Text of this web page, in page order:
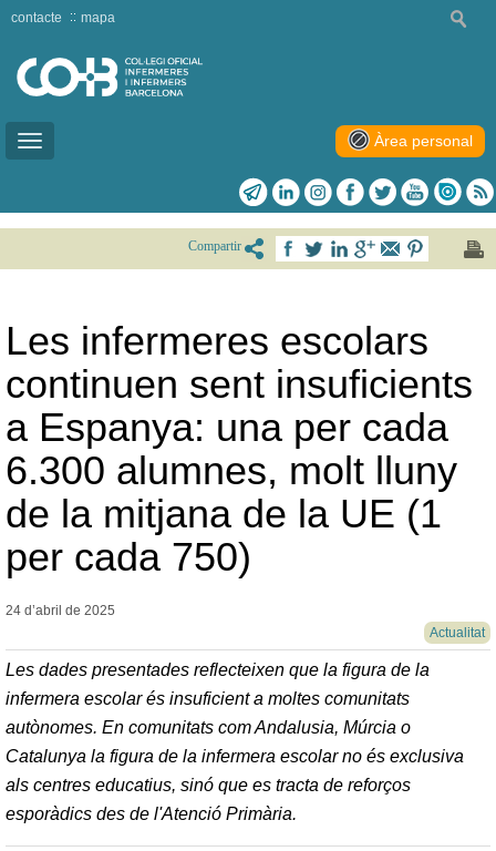
Toggle
contacte mapa
Àrea personal
Compartir
Les infermeres escolars
continuen sent insuficients
a Espanya: una per cada
6.300 alumnes, molt lluny
de la mitjana de la UE (1
per cada 750)
24 d’abril de 2025
Actualitat
Les dades presentades reflecteixen que la figura de la
infermera escolar és insuficient a moltes comunitats
autònomes. En comunitats com Andalusia, Múrcia o
Catalunya la figura de la infermera escolar no és exclusiva
als centres educatius, sinó que es tracta de reforços
esporàdics des de l'Atenció Primària.